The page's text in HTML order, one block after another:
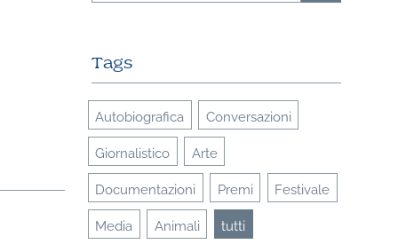
Tags
Autobiografica Conversazioni
Giornalistico Arte
Documentazioni Premi Festivale
Media Animali tutti